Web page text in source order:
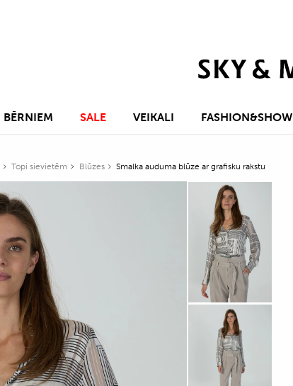
BĒRNIEM SALE VEIKALI FASHION&SHOW
Topi sievietēm Blūzes Smalka auduma blūze ar grafisku rakstu